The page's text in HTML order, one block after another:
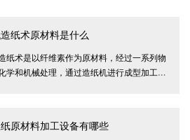
纸术原材料是什么
纸术是以纤维素作为原材料，经过一系列物
学和机械处理，通过造纸机进行成型加工，
原材料加工设备有哪些